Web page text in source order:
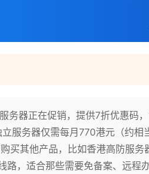
务器正在促销，提供7折优惠码
服务器仅需每月770港元（约相
买其他产品，比如香港高防服务
，适合那些需要免备案、远程